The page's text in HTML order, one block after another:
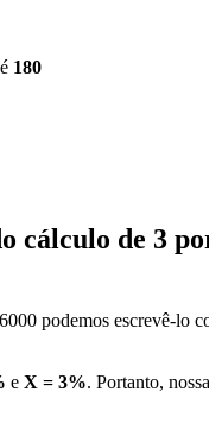
é 180
cálculo de 3
podemos escrevê-lo
e X = 3%. Portanto,